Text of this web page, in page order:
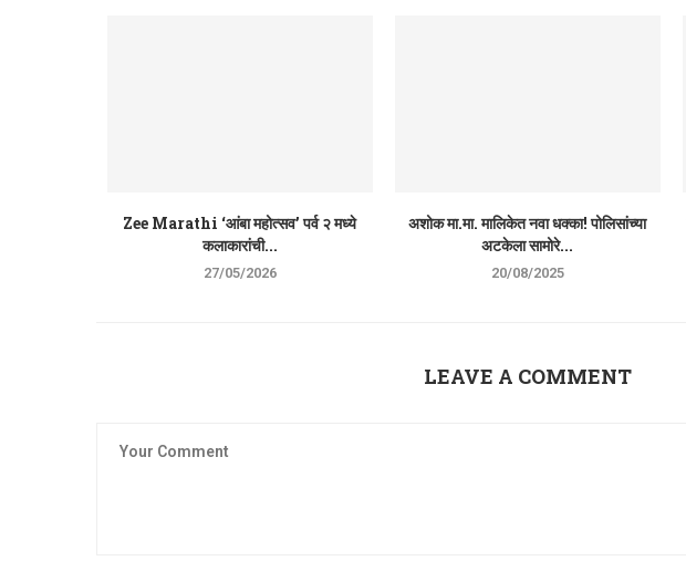
Zee Marathi ‘आंबा महोत्सव’ पर्व २ मध्ये
कलाकारांची...
27/05/2026
अशोक मा.मा. मालिकेत नवा धक्का! पोलिसांच्या
अटकेला सामोरे...
20/08/2025
LEAVE A COMMENT